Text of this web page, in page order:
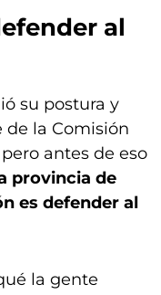
al
su postura y
de la Comisión
antes de eso
provincia de
es defender al
la gente